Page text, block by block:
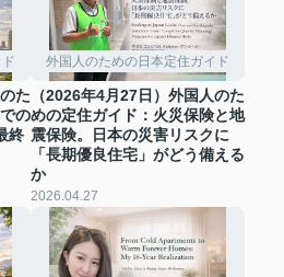
た
の
終
外国人のための日本定住ガイド
（2026年4月27日）外国人のた
めの定住ガイド：火災保険と地
震保険。日本の災害リスクに
「長期優良住宅」がどう備える
か
2026.04.27